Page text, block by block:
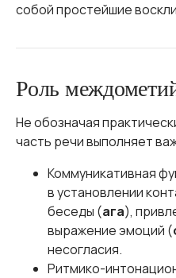
собой простейшие
Роль
Не обозначая
часть речи выполняет
Коммуникативная
в установлении
беседы (ага),
выражение эмоций (
несогласия.
Ритмико-